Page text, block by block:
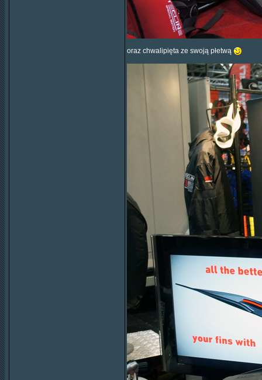
oraz chwalipięta ze swoją płetwą